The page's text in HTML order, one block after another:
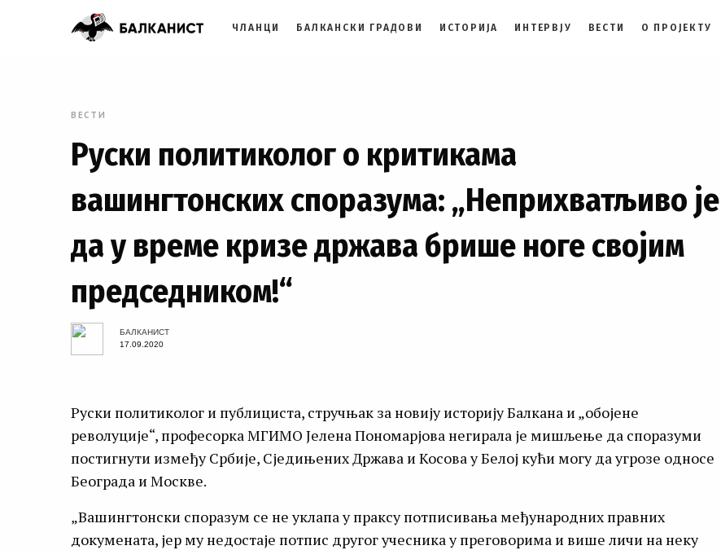
ЧЛАНЦИ БАЛКАНСКИ ГРАДОВИ ИСТОРИЈА ИНТЕРВЈУ ВЕСТИ О ПРОЈЕКТУ
ВЕСТИ
Руски политиколог о критикама
вашингтонских споразума: „Неприхватљиво је
да у време кризе држава брише ноге својим
председником!“
БАЛКАНИСТ
17.09.2020
Руски политиколог и публициста, стручњак за новију историју Балкана и „обојене
револуције“, професорка МГИМО Јелена Пономарјова негирала је мишљење да споразуми
постигнути између Србије, Сједињених Држава и Косова у Белој кући могу да угрозе односе
Београда и Москве.
„Вашингтонски споразум се не уклапа у праксу потписивања међународних правних
докумената, јер му недостаје потпис другог учесника у преговорима и више личи на неку